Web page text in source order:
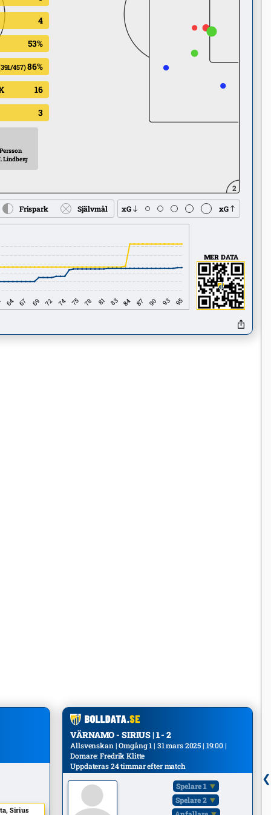
4
53%
457)86%
16
3
Lindberg
2
Frispark Självmål xG xG
MER DATA
Sirius
VÄRNAMO - SIRIUS | 1 - 2
Allsvenskan | Omgång 1 | 31 mars 2025 | 19:00 |
Domare: Fredrik Klitte
Uppdateras 24 timmar efter match
Spelare 1
Spelare 2